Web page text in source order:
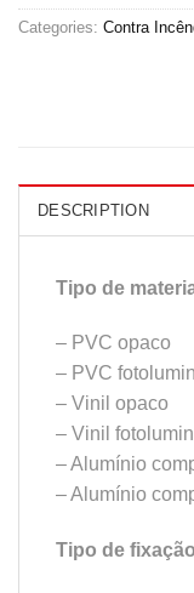
Categories: Contra
DESCRIPTION
Tipo de
– PVC opaco
– PVC
– Vinil opaco
– Vinil
– Alumínio
– Alumínio
Tipo de fixação